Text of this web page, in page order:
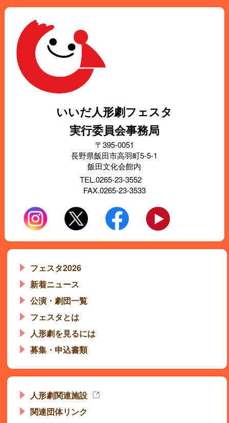
いいだ人形劇フェスタ
実行委員会事務局
〒395-0051
長野県飯田市高羽町5-5-1
飯田文化会館内
TEL.0265-23-3552
FAX.0265-23-3533
フェスタ2026
新着ニュース
公演・劇団一覧
フェスタとは
人形劇を見るには
募集・申込書類
人形劇関連施設
関連団体リンク